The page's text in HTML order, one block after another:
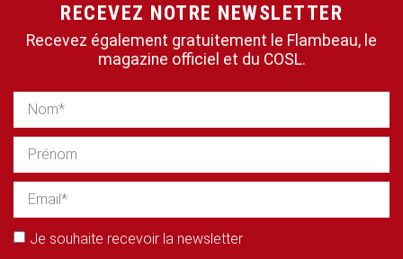
RECEVEZ NOTRE NEWSLETTER
Recevez également gratuitement le Flambeau, le
magazine officiel et du COSL.
Je souhaite recevoir la newsletter